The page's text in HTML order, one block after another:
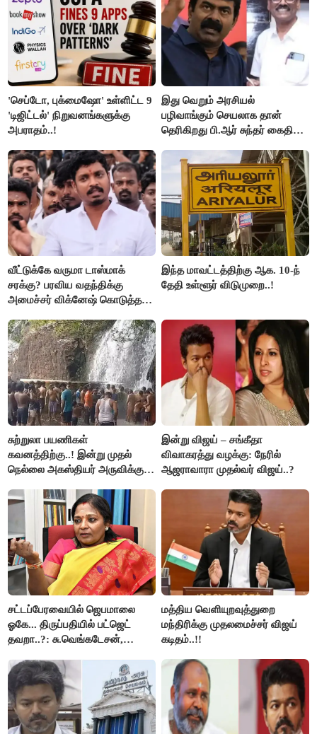
'செப்டோ, புக்மைஷோ' உள்ளிட்ட 9
'டிஜிட்டல்' நிறுவனங்களுக்கு
அபராதம்..!
இது வெறும் அரசியல்
பழிவாங்கும் செயலாக தான்
தெரிகிறது பி.ஆர் சுந்தர் கைதிற்கு
வீட்டுக்கே வருமா டாஸ்மாக்
சரக்கு? பரவிய வதந்திக்கு
அமைச்சர் விக்னேஷ் கொடுத்த
இந்த மாவட்டத்திற்கு ஆக. 10-ந்
தேதி உள்ளூர் விடுமுறை..!
சுற்றுலா பயணிகள்
கவனத்திற்கு..! இன்று முதல்
நெல்லை அகஸ்தியர் அருவிக்கு
இன்று விஜய் – சங்கீதா
விவாகரத்து வழக்கு: நேரில்
ஆஜராவாரா முதல்வர் விஜய்..?
சட்டப்பேரவையில் ஜெபமாலை
ஓகே... திருப்பதியில் பட்ஜெட்
தவறா..?: சு.வெங்கடேசன்,
கேள்வி..!
மத்திய வெளியுறவுத்துறை
மந்திரிக்கு முதலமைச்சர் விஜய்
கடிதம்..!!